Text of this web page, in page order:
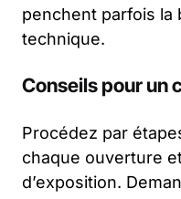
penchent parfois la
technique.
Conseils pour un
Procédez par
chaque ouverture
d’exposition.